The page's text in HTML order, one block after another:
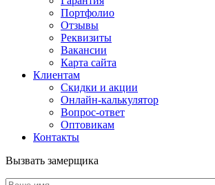
Портфолио
Отзывы
Реквизиты
Вакансии
Карта сайта
Клиентам
Скидки и акции
Онлайн-калькулятор
Вопрос-ответ
Оптовикам
Контакты
Вызвать замерщика